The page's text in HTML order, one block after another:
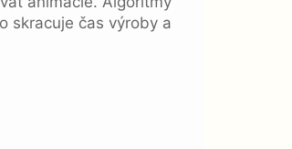
skracuje čas výroby a